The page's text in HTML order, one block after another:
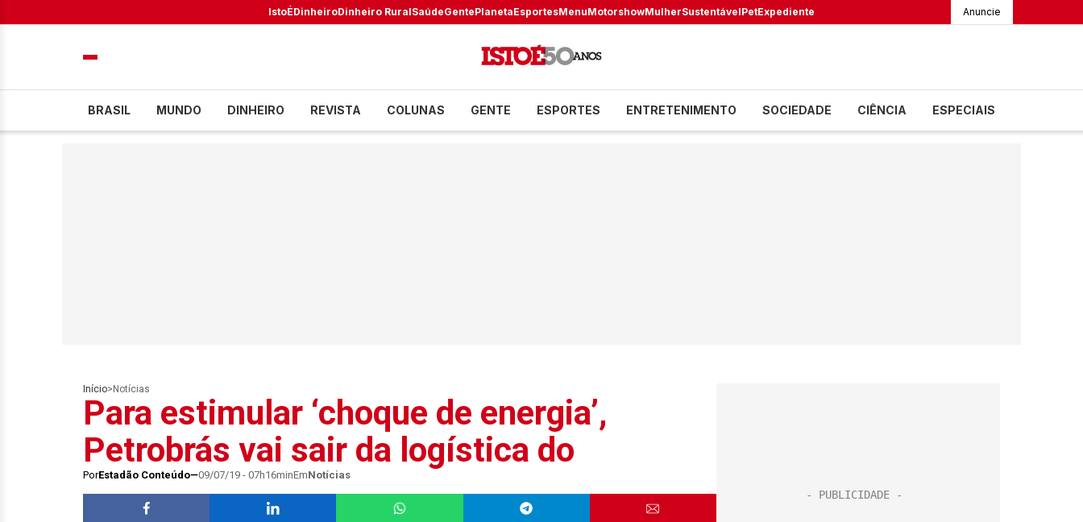
IstoÉDinheiroDinheiro RuralSaúdeGentePlanetaEsportesMenuMotorshowMulherSustentávelPetExpediente Anuncie
BRASIL MUNDO DINHEIRO REVISTA COLUNAS GENTE ESPORTES ENTRETENIMENTO SOCIEDADE CIÊNCIA ESPECIAIS
Início> Notícias
Para estimular ‘choque de energia’,
Petrobrás vai sair da logística do
PorEstadão Conteúdo 09/07/19 - 07h16minEmNotícias